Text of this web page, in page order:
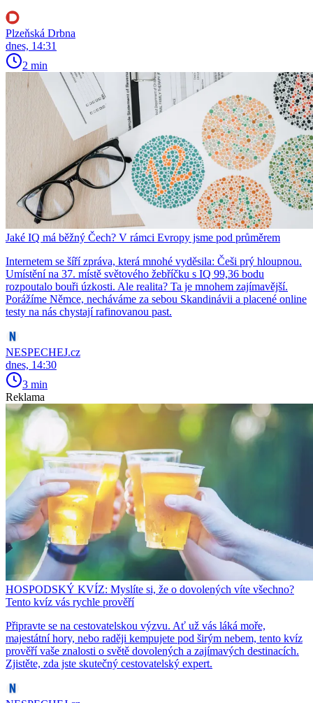
Plzeňská Drbna
dnes, 14:31
2 min
Jaké IQ má běžný Čech? V rámci Evropy jsme pod průměrem
Internetem se šíří zpráva, která mnohé vyděsila: Češi prý hloupnou.
Umístění na 37. místě světového žebříčku s IQ 99,36 bodu
rozpoutalo bouři úzkosti. Ale realita? Ta je mnohem zajímavější.
Porážíme Němce, necháváme za sebou Skandinávii a placené online
testy na nás chystají rafinovanou past.
NESPECHEJ.cz
dnes, 14:30
3 min
Reklama
HOSPODSKÝ KVÍZ: Myslíte si, že o dovolených víte všechno?
Tento kvíz vás rychle prověří
Připravte se na cestovatelskou výzvu. Ať už vás láká moře,
majestátní hory, nebo raději kempujete pod širým nebem, tento kvíz
prověří vaše znalosti o světě dovolených a zajímavých destinacích.
Zjistěte, zda jste skutečný cestovatelský expert.